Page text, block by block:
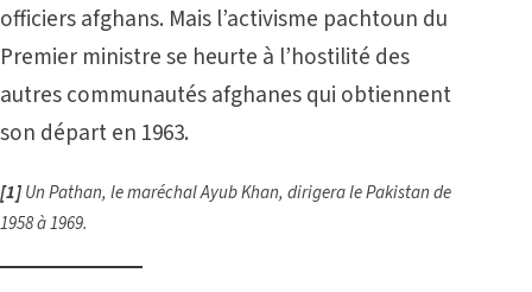
officiers afghans. Mais l’activisme pachtoun du
Premier ministre se heurte à l’hostilité des
autres communautés afghanes qui obtiennent
son départ en 1963.
[1]Un Pathan, le maréchal Ayub Khan, dirigera le Pakistan de
1958 à 1969.